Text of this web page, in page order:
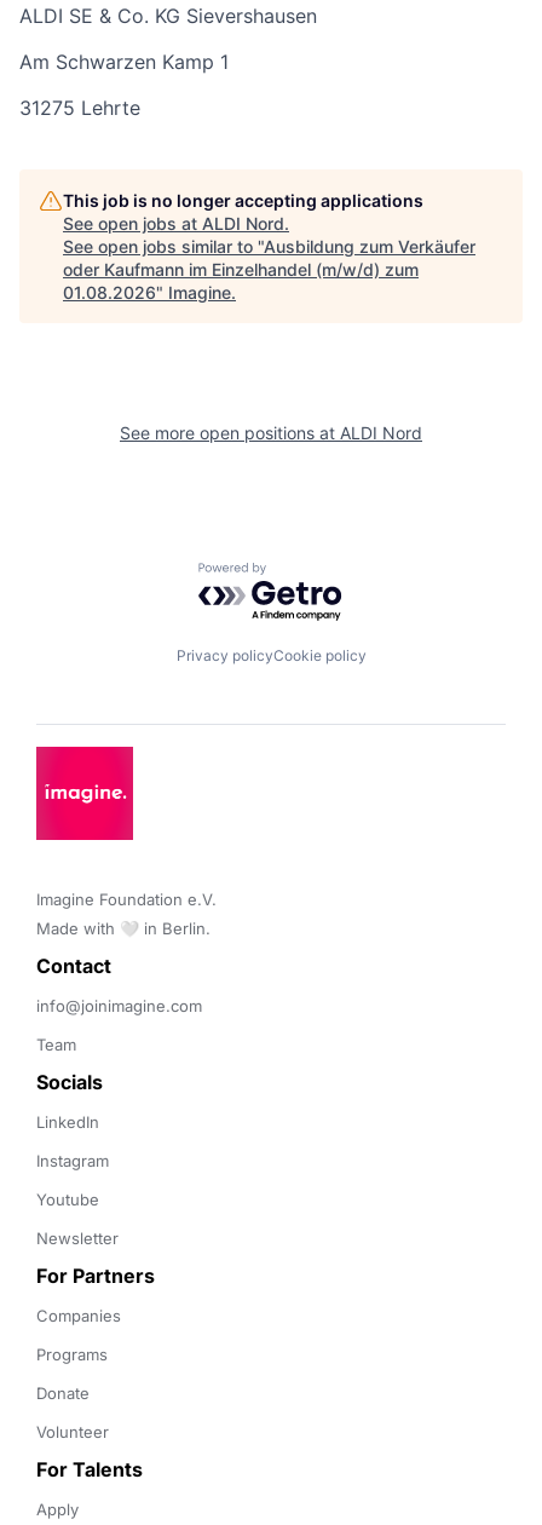
ALDI SE & Co. KG Sievershausen
Am Schwarzen Kamp 1
31275 Lehrte
This job is no longer accepting applications
See open jobs at ALDI Nord.
See open jobs similar to "Ausbildung zum Verkäufer
oder Kaufmann im Einzelhandel (m/w/d) zum
01.08.2026" Imagine.
See more open positions at ALDI Nord
Powered by Getro.com
Privacy policyCookie policy
Imagine Foundation e.V.
Made with 🤍 in Berlin.
Contact
info@joinimagine.com
Team
Socials
LinkedIn
Instagram
Youtube
Newsletter
For Partners
Companies
Programs
Donate
Volunteer
For Talents
Apply